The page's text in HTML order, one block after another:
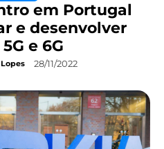
em Portugal
e desenvolver
e 6G
28/11/2022